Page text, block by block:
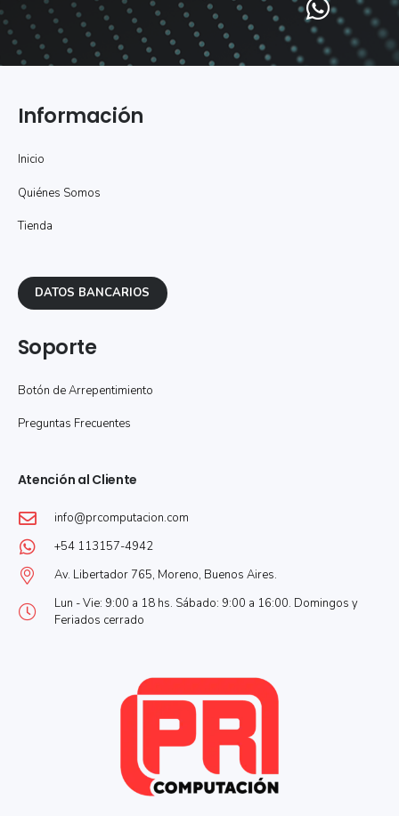
Información
Inicio
Quiénes Somos
Tienda
DATOS BANCARIOS
Soporte
Botón de Arrepentimiento
Preguntas Frecuentes
Atención al Cliente
info@prcomputacion.com
+54 113157-4942
Av. Libertador 765, Moreno, Buenos Aires.
Lun - Vie: 9:00 a 18 hs. Sábado: 9:00 a 16:00. Domingos y
Feriados cerrado